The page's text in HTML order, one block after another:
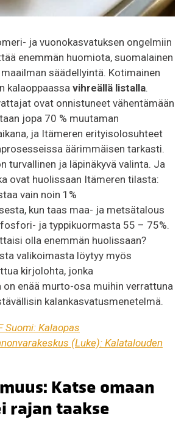
ja vuonokasvatuksen ongelmiin
enemmän huomiota, suomalainen
säädellyintä. Kotimainen
kalaoppaassa vihreällä listalla.
ovat onnistuneet vähentämään
jopa 70 % muutaman
ja Itämeren erityisolosuhteet
äärimmäisen tarkasti.
turvallinen ja läpinäkyvä valinta. Ja
ovat huolissaan Itämeren tilasta:
vain noin 1%
kun taas maa- ja metsätalous
ja typpikuormasta 55 – 75%.
olla enemmän huolissaan?
valikoimasta löytyy myös
kirjolohta, jonka
enää murto-osa muihin verrattuna
kalankasvatusmenetelmä.
Suomi: Kalaopas
(Luke): Kalatalouden
Katse omaan
rajan taakse